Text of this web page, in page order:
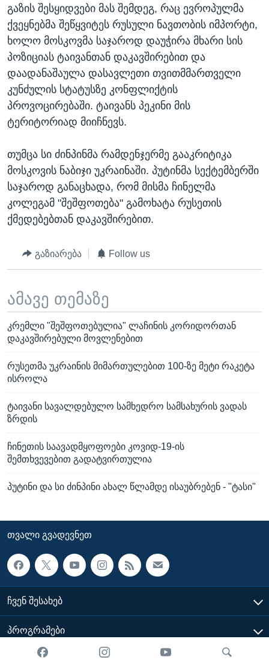
გაზის შესყიდვები მას შემდეგ, რაც ევროპულმა
ქვეყნებმა შეწყვიტეს რუსული ნავთობის იმპორტი,
ხოლო მოსკოვმა საჯაროდ დაუჭირა მხარი სის
პოზიციას ტაივანთან დაკავშირებით და
დაადანაშაულა დასავლეთი თვითმმართველი
კუნძულის სტატუსზე კონფლიქტის
პროვოცირებაში. ტაივანს პეკინი მის
ტერიტორიად მიიჩნევს.
თუმცა სი ძინპინმა რამდენჯერმე გააკრიტიკა
მოსკოვის ნაბიჯი უკრაინაში. პუტინმა სექტემბერში
საჯაროდ განაცხადა, რომ მისმა ჩინელმა
კოლეგამ "შეშფოთება" გამოხატა რუსეთის
ქმედებებთან დაკავშირებით.
გაზიარება Follow us
ამავე თემაზე
კრემლი "შეშფოთებულია" ლაჩინის კორიდორთან
დაკავშირებული მოვლენებით
რუსეთმა უკრაინის მიმართულებით 100-ზე მეტი რაკეტა
ისროლა
ტაივანი სავალდებულო სამხედრო სამსახურის ვადას
ზრდის
ჩინეთის საავადმყოფოები კოვიდ-19-ის
შემთხვევებით გადატვირთულია
პუტინი და სი ძინპინი ახალ წლამდე ისაუბრებენ - "ტასი"
ᲗᲕᲐᲚᲘ ᲒᲕᲐᲓᲔᲕᲜᲔᲗ
ᲩᲕᲔᲜ ᲨᲔᲡᲐᲮᲔᲑ
ᲞᲠᲝᲒᲠᲐᲛᲔᲑᲘ